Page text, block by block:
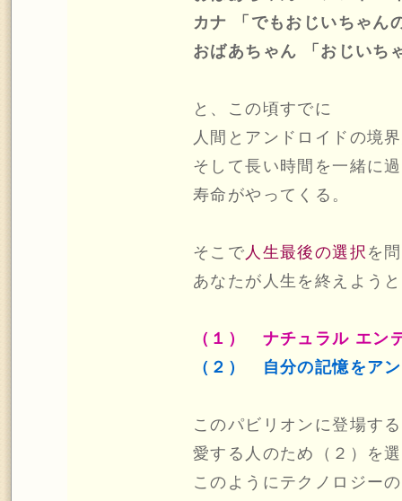
カナ 「でもおじいちゃん
おばあちゃん 「おじいち
と、この頃すでに
人間とアンドロイドの境
そして長い時間を一緒に
寿命がやってくる。
そこで 人生最後の選択 を
あなたが人生を終えよう
（１） ナチュラル エン
（２） 自分の記憶をア
このパビリオンに登場す
愛する人のため（２）を
このようにテクノロジー